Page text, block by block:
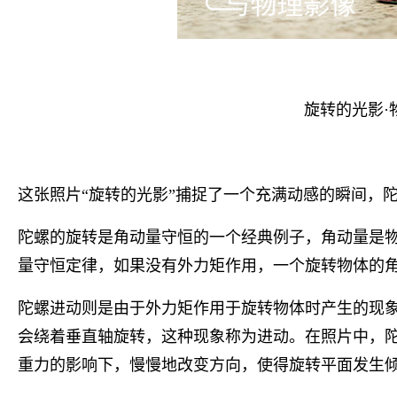
旋转的光影·
这张照片“旋转的光影”捕捉了一个充满动感的瞬间，
陀螺的旋转是角动量守恒的一个经典例子，角动量
量守恒定律，如果没有外力矩作用，一个旋转物体的
陀螺进动则是由于外力矩作用于旋转物体时产生的
会绕着垂直轴旋转，这种现象称为进动。在照片中，
重力的影响下，慢慢地改变方向，使得旋转平面发生